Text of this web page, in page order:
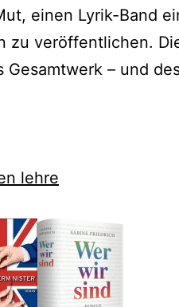
einen Lyrik-Band
zu veröffentlichen.
– und
lehre